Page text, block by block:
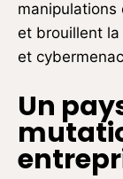
manipulations
et brouillent
et
Un